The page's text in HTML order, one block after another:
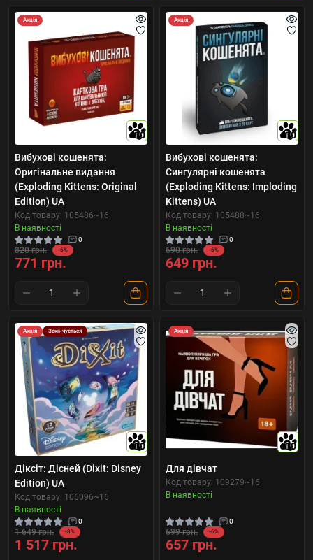
Акція
10
Вибухові кошенята:
Оригінальне видання
(Exploding Kittens: Original
Edition) UA
Код товару: 105486~16
В наявності
0
820 грн. -6%
771 грн.
Акція
10
Вибухові кошенята:
Сингулярні кошенята
(Exploding Kittens: Imploding
Kittens) UA
Код товару: 105488~16
В наявності
0
690 грн. -6%
649 грн.
Акція Закінчується
10
Діксіт: Дісней (Dixit: Disney
Edition) UA
Код товару: 106096~16
В наявності
0
1 649 грн. -8%
1 517 грн.
Акція
10
Для дівчат
Код товару: 109279~16
В наявності
0
699 грн. -6%
657 грн.